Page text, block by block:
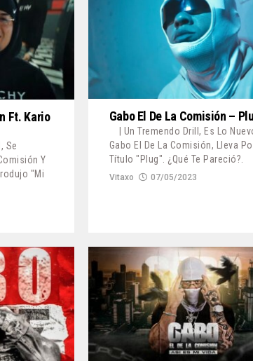
Ft. Kario
Se
Y
"Mi
Gabo El De La Comisión –
| Un Tremendo Drill, Es Lo
Gabo El De La Comisión, Lleva
Título "Plug". ¿Qué Te Pareció?.
Vitaxo 07/05/2023